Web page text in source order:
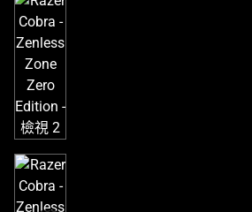
個
大
型
影
像
以
及
下
方
多